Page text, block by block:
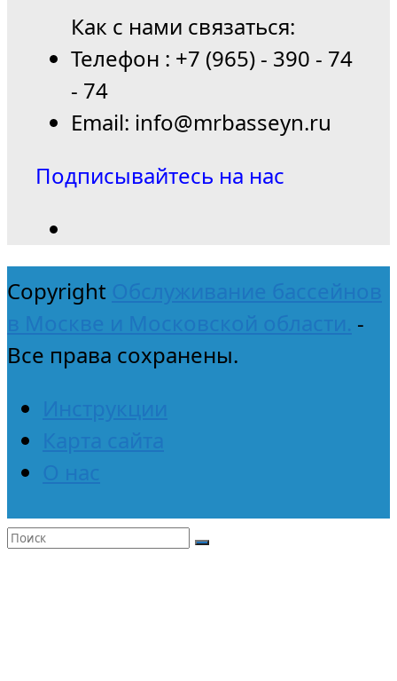
Как с нами связаться:
Телефон : +7 (965) - 390 - 74
- 74
Email: info@mrbasseyn.ru
Подписывайтесь на нас
Copyright Обслуживание бассейнов
в Москве и Московской области. -
Все права сохранены.
Инструкции
Карта сайта
О нас